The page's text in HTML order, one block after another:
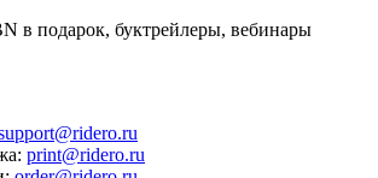
в подарок, буктрейлеры, вебинары
: print@ridero.ru